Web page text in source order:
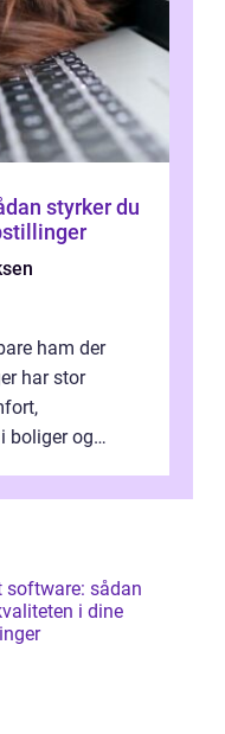
styrker du
ham der
har stor
boliger og
software: sådan
i dine